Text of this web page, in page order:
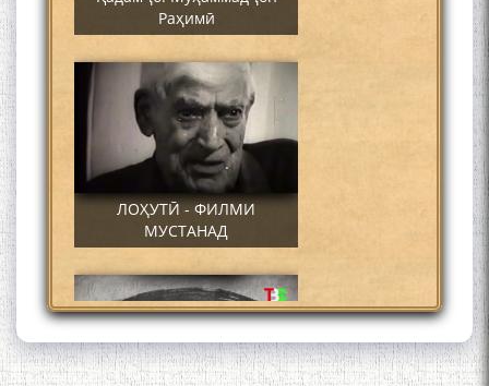
Раҳимӣ
ЛОҲУТӢ - ФИЛМИ
МУСТАНАД